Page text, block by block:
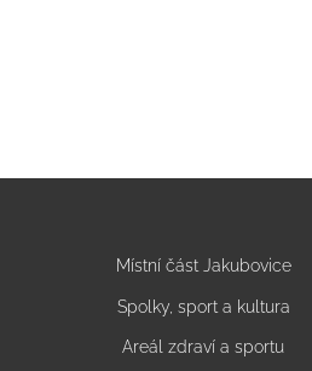
Místní část Jakubovice
Spolky, sport a kultura
Areál zdraví a sportu